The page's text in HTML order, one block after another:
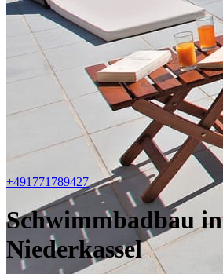
+491771789427
Schwimmbadbau in
Niederkassel